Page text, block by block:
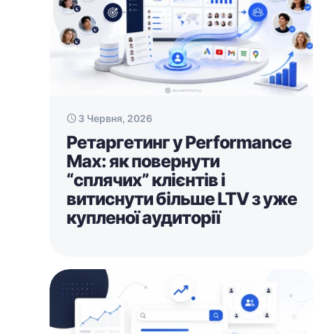
3 Червня, 2026
Ретаргетинг у Performance
Max: як повернути
“сплячих” клієнтів і
витиснути більше LTV з уже
купленої аудиторії